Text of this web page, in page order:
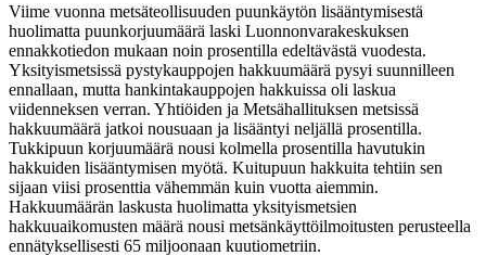
Viime vuonna metsäteollisuuden puunkäytön lisääntymisestä
huolimatta puunkorjuumäärä laski Luonnonvarakeskuksen
ennakkotiedon mukaan noin prosentilla edeltävästä vuodesta.
Yksityismetsissä pystykauppojen hakkuumäärä pysyi suunnilleen
ennallaan, mutta hankintakauppojen hakkuissa oli laskua
viidenneksen verran. Yhtiöiden ja Metsähallituksen metsissä
hakkuumäärä jatkoi nousuaan ja lisääntyi neljällä prosentilla.
Tukkipuun korjuumäärä nousi kolmella prosentilla havutukin
hakkuiden lisääntymisen myötä. Kuitupuun hakkuita tehtiin sen
sijaan viisi prosenttia vähemmän kuin vuotta aiemmin.
Hakkuumäärän laskusta huolimatta yksityismetsien
hakkuuaikomusten määrä nousi metsänkäyttöilmoitusten perusteella
ennätyksellisesti 65 miljoonaan kuutiometriin.